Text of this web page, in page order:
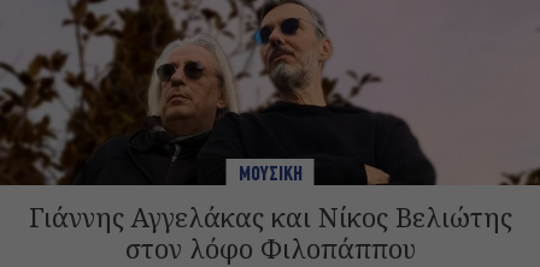
ΜΟΥΣΙΚΗ
Γιάννης Αγγελάκας και Νίκος Βελιώτης
στον λόφο Φιλοπάππου